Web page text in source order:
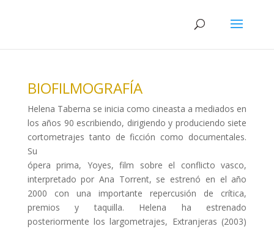
BIOFILMOGRAFÍA
Helena Taberna se inicia como cineasta a mediados en
los años 90 escribiendo, dirigiendo y produciendo siete
cortometrajes tanto de ficción como documentales.
Su
ópera prima, Yoyes, film sobre el conflicto vasco,
interpretado por Ana Torrent, se estrenó en el año
2000 con una importante repercusión de crítica,
premios y taquilla. Helena ha estrenado
posteriormente los largometrajes, Extranjeras (2003)